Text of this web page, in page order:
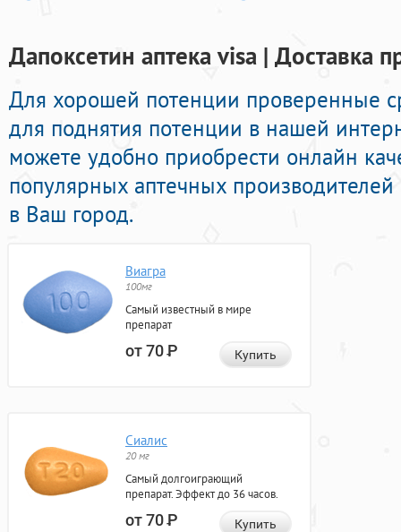
Дапоксетин аптека visa | Доставка
Для хорошей потенции проверенные
для поднятия потенции в нашей
можете удобно приобрести онлайн
популярных аптечных
в Ваш город.
Виагра
100мг
Самый известный в мире
препарат
от 70Р Купить
Сиалис
20 мг
Самый долгоиграющий
препарат. Эффект до 36 часов.
от 70Р Купить